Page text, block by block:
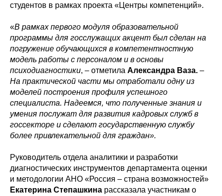
студентов в рамках проекта «Центры компетенций».
«В рамках первого модуля образовательной
программы для госслужащих акцент был сделан на
погружение обучающихся в компетентностную
модель работы с персоналом и в основы
психодиагностики, – отметила Александра Ваза. –
На практической части мы отработали одну из
моделей построения профиля успешного
специалиста. Надеемся, что полученные знания и
умения послужат для развития кадровых служб в
госсекторе и сделают государственную службу
более привлекательной для граждан».
Руководитель отдела аналитики и разработки
диагностических инструментов департамента оценки
и методологии АНО «Россия – страна возможностей»
Екатерина Степашкина рассказала участникам о